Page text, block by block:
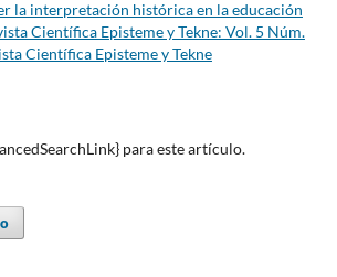
la interpretación histórica en la educación
Científica Episteme y Tekne: Vol. 5 Núm.
Científica Episteme y Tekne
para este artículo.